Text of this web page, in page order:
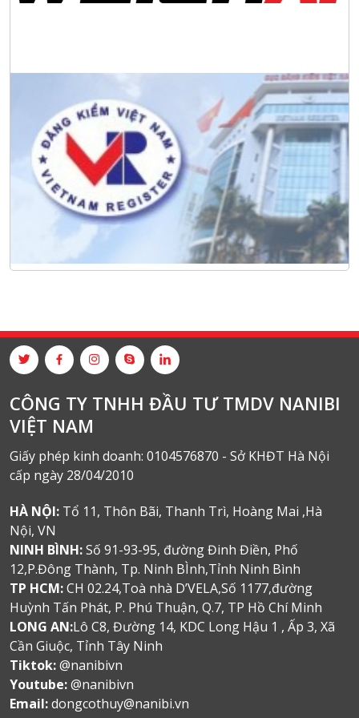
CÔNG TY TNHH ĐẦU TƯ TMDV NANIBI
VIỆT NAM
Giấy phép kinh doanh: 0104576870 - Sở KHĐT Hà Nội
cấp ngày 28/04/2010
HÀ NỘI: Tổ 11, Thôn Bãi, Thanh Trì, Hoàng Mai ,Hà
Nội, VN
NINH BÌNH:Số 91-93-95, đường Đinh Điền, Phố
12,P.Đông Thành, Tp. Ninh BÌnh,Tỉnh Ninh Bình
TP HCM:CH 02.24,Toà nhà D’VELA,Số 1177,đường
Huỳnh Tấn Phát, P. Phú Thuận, Q.7, TP Hồ Chí Minh
LONG AN:Lô C8, Đường 14, KDC Long Hậu 1 , Ấp 3, Xã
Cần Giuộc, Tỉnh Tây Ninh
Tiktok:@nanibivn
Youtube:@nanibivn
Email:dongcothuy@nanibi.vn